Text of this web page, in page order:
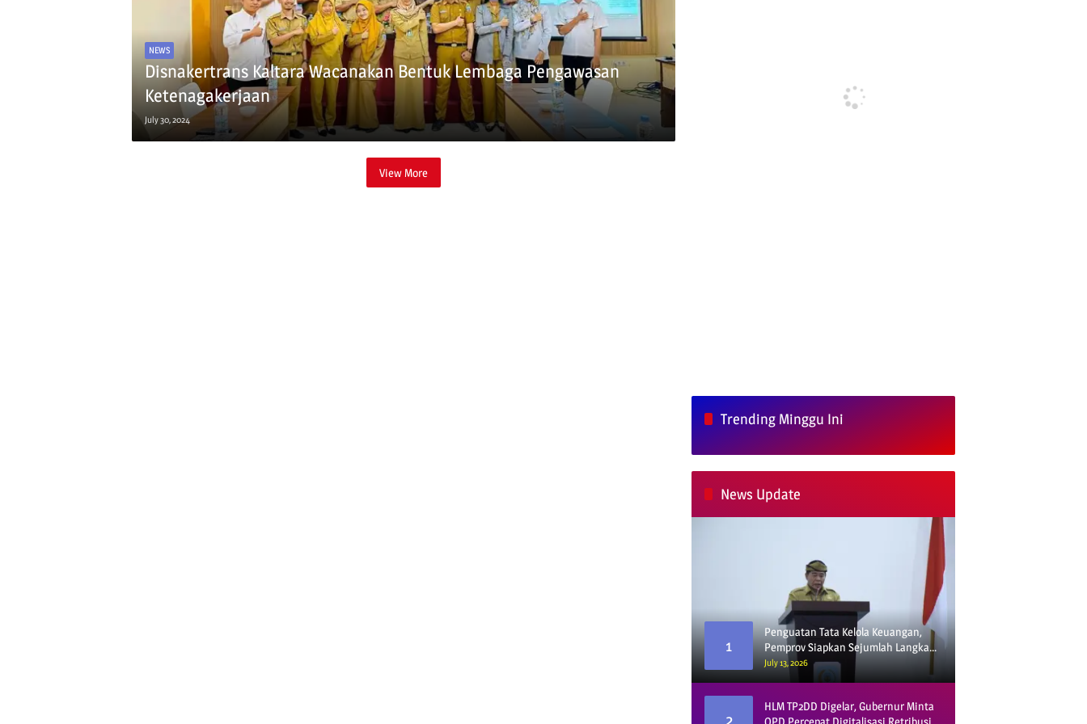
NEWS
Disnakertrans Kaltara Wacanakan Bentuk Lembaga Pengawasan
Ketenagakerjaan
July 30, 2024
View More
Trending Minggu Ini
News Update
1
Penguatan Tata Kelola Keuangan,
Pemprov Siapkan Sejumlah Langkah
Strategis
July 13, 2026
2
HLM TP2DD Digelar, Gubernur Minta
OPD Percepat Digitalisasi Retribusi